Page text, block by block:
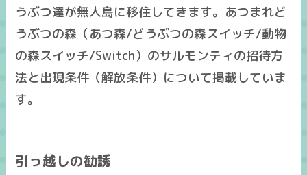
うぶつ達が無人島に移住してきます。あつまれど
うぶつの森（あつ森/どうぶつの森スイッチ/動物
の森スイッチ/Switch）のサルモンティの招待方
法と出現条件（解放条件）について掲載していま
す。
引っ越しの勧誘